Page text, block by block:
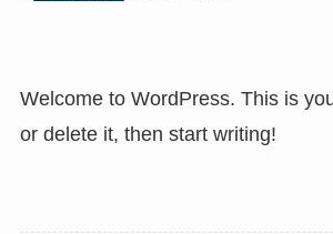
Welcome to WordPress. This is
or delete it, then start writing!